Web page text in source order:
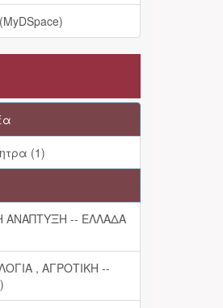
(1)
ΑΝΑΠΤΥΞΗ -- ΕΛΛΑΔΑ
, ΑΓΡΟΤΙΚΗ --